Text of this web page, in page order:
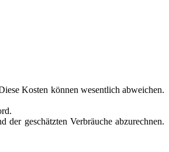
Kosten können wesentlich abweichen.
geschätzten Verbräuche abzurechnen.